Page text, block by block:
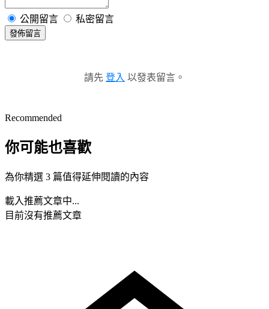
公開留言 私密留言
發佈留言
請先 登入 以發表留言。
Recommended
你可能也喜歡
為你精選 3 篇值得延伸閱讀的內容
載入推薦文章中...
目前沒有推薦文章